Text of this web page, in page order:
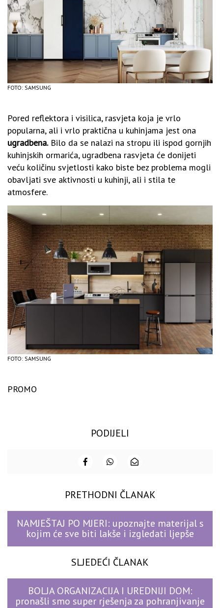
FOTO: SAMSUNG
Pored reflektora i visilica, rasvjeta koja je vrlo
popularna, ali i vrlo praktična u kuhinjama jest ona
ugradbena.Bilo da se nalazi na stropu ili ispod gornjih
kuhinjskih ormarića, ugradbena rasvjeta će donijeti
veću količinu svjetlosti kako biste bez problema mogli
obavljati sve aktivnosti u kuhinji, ali i stila te
atmosfere.
FOTO: SAMSUNG
PROMO
PODIJELI
PRETHODNI ČLANAK
NAMJEŠTAJ PO MJERI: upoznajte materijal s
kojim će sve biti lakše i izgledati ljepše
SLJEDEĆI ČLANAK
BOLJA ORGANIZACIJA I UREDNIJI DOM:
pronašli smo super rješenja za pohranjivanje